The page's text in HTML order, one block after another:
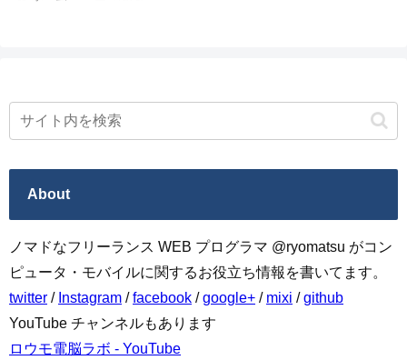
About
ノマドなフリーランス WEB プログラマ @ryomatsu がコン
ピュータ・モバイルに関するお役立ち情報を書いてます。
twitter / Instagram /facebook /google+ / mixi /github
YouTube チャンネルもあります
ロウモ電脳ラボ - YouTube